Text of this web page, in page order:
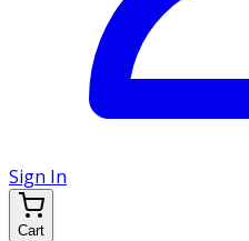
Sign In
Cart